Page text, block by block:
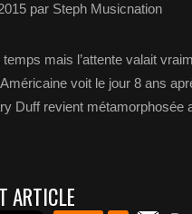
par Steph Musicnation
mais l’attente valait
voit le jour 8 ans
Duff revient métamorphosée
ARTICLE